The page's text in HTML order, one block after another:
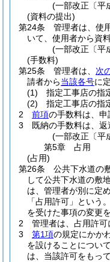
(一部改正〔平
(資料の提出)
第24条
管理者は、使
いて、使用者から資
(一部改正〔平
(手数料)
第25条
管理者は、 次
請者から当該各号に
(1)
指定工事店の
(2)
指定工事店の
2
前項の手数料は、申
3
既納の手数料は、返
(一部改正〔平
第5章
占用
(占用)
第26条
公共下水道の
して公共下水道の敷
は、管理者が別に定
「占用許可」という
を受けた事項の変更
2
管理者は、占用許可
3
第1項の規定にかか
を設けることについ
は、当該許可をもっ